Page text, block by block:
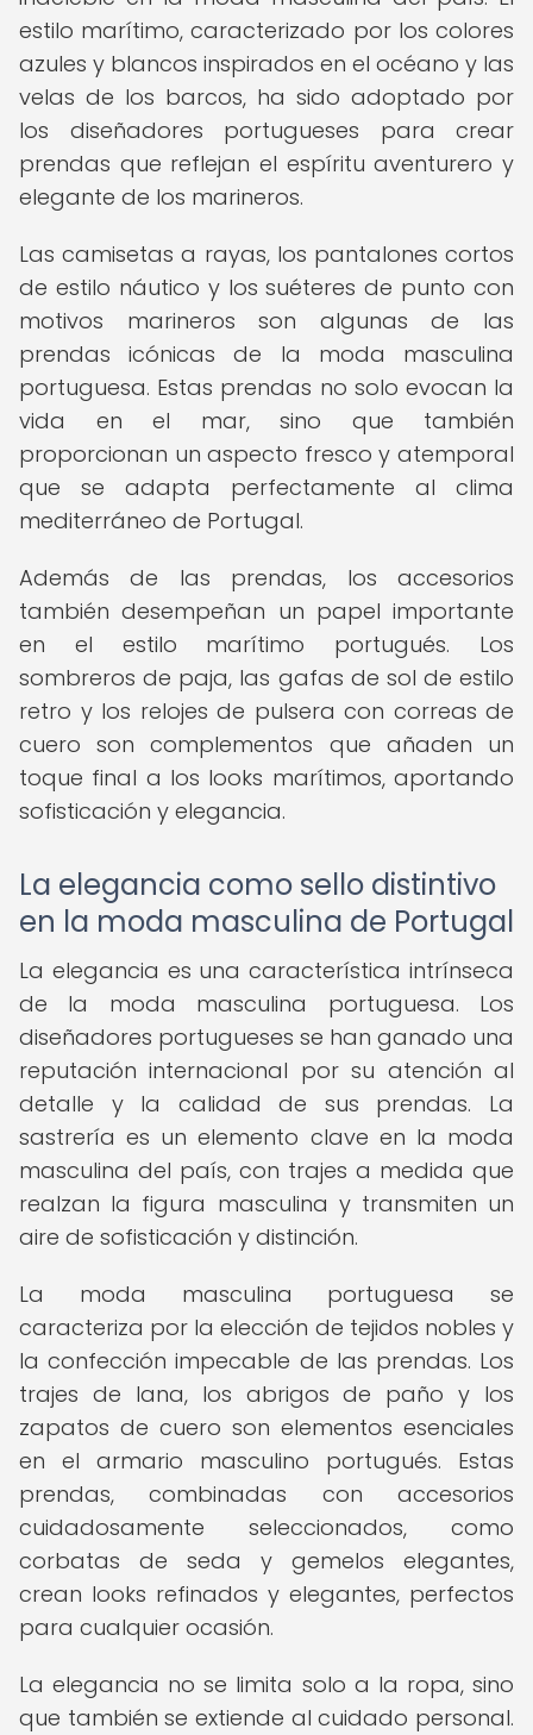
estilo marítimo, caracterizado por los colores
azules y blancos inspirados en el océano y las
velas de los barcos, ha sido adoptado por
los diseñadores portugueses para crear
prendas que reflejan el espíritu aventurero y
elegante de los marineros.
Las camisetas a rayas, los pantalones cortos
de estilo náutico y los suéteres de punto con
motivos marineros son algunas de las
prendas icónicas de la moda masculina
portuguesa. Estas prendas no solo evocan la
vida en el mar, sino que también
proporcionan un aspecto fresco y atemporal
que se adapta perfectamente al clima
mediterráneo de Portugal.
Además de las prendas, los accesorios
también desempeñan un papel importante
en el estilo marítimo portugués. Los
sombreros de paja, las gafas de sol de estilo
retro y los relojes de pulsera con correas de
cuero son complementos que añaden un
toque final a los looks marítimos, aportando
sofisticación y elegancia.
La elegancia como sello distintivo
en la moda masculina de Portugal
La elegancia es una característica intrínseca
de la moda masculina portuguesa. Los
diseñadores portugueses se han ganado una
reputación internacional por su atención al
detalle y la calidad de sus prendas. La
sastrería es un elemento clave en la moda
masculina del país, con trajes a medida que
realzan la figura masculina y transmiten un
aire de sofisticación y distinción.
La moda masculina portuguesa se
caracteriza por la elección de tejidos nobles y
la confección impecable de las prendas. Los
trajes de lana, los abrigos de paño y los
zapatos de cuero son elementos esenciales
en el armario masculino portugués. Estas
prendas, combinadas con accesorios
cuidadosamente seleccionados, como
corbatas de seda y gemelos elegantes,
crean looks refinados y elegantes, perfectos
para cualquier ocasión.
La elegancia no se limita solo a la ropa, sino
que también se extiende al cuidado personal.